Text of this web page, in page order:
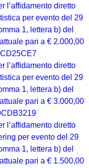
l’affidamento diretto
per evento del 29
1, lettera b) del
pari a € 2.000,00
l’affidamento diretto
per evento del 29
1, lettera b) del
pari a € 3.000,00
l’affidamento diretto
per evento del 29
1, lettera b) del
pari a € 1.500,00